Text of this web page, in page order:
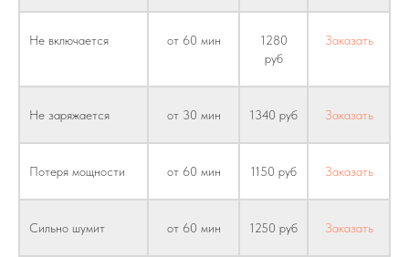
Не включается от 60 мин
1280
руб
Заказать
Не заряжается от 30 мин 1340 руб Заказать
Потеря мощности от 60 мин 1150 руб Заказать
Сильно шумит от 60 мин 1250 руб Заказать